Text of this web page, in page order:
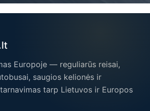
Europoje — reguliarūs reisai,
saugios kelionės ir
tarp Lietuvos ir Europos